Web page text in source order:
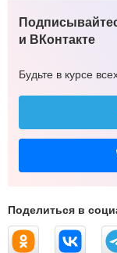
и ВКонтакте
Будьте в курсе
Поделиться в